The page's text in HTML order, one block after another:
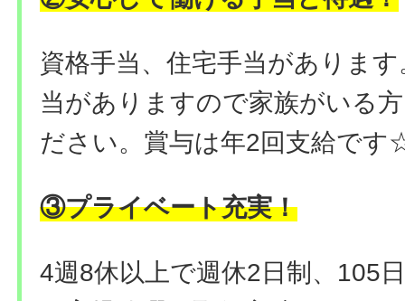
資格手当、住宅手当がありま
当がありますので家族がいる
ださい。賞与は年2回支給です
③プライベート充実！
4週8休以上で週休2日制、105